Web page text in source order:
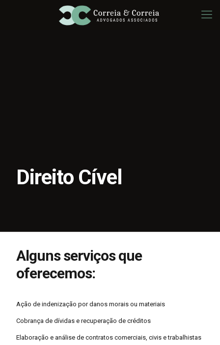
Direito Cível
Alguns serviços que
oferecemos:
Ação de indenização por danos morais ou materiais
Cobrança de dívidas e recuperação de créditos
Elaboração e análise de contratos comerciais, civis e trabalhistas